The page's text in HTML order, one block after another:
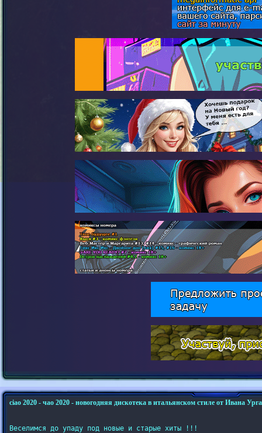
ciao 2020 - чао 2020 - новогодняя дискотека в итальянском стиле от Ивана
Веселимся до упаду под новые и старые хиты !!!